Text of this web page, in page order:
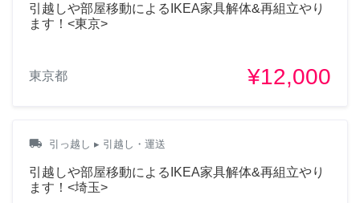
引越しや部屋移動によるIKEA家具解体&再組立やり
ます！<東京>
東京都 ¥12,000
local_shipping 引っ越し ▸ 引越し・運送
引越しや部屋移動によるIKEA家具解体&再組立やり
ます！<埼玉>